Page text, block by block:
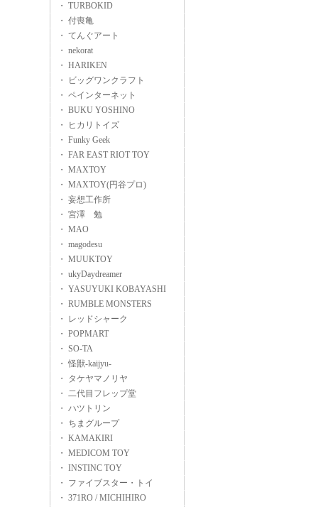
・ TURBOKID
・ 付喪亀
・ てんぐアート
・ nekorat
・ HARIKEN
・ ビッグワンクラフト
・ ペインターネット
・ BUKU YOSHINO
・ ヒカリトイズ
・ Funky Geek
・ FAR EAST RIOT TOY
・ MAXTOY
・ MAXTOY(円谷プロ)
・ 妄想工作所
・ 宮澤 勉
・ MAO
・ magodesu
・ MUUKTOY
・ ukyDaydreamer
・ YASUYUKI KOBAYASHI
・ RUMBLE MONSTERS
・ レッドシャーク
・ POPMART
・ SO-TA
・ 怪獣-kaijyu-
・ タケヤマノリヤ
・ 二代目フレップ堂
・ ハツトリン
・ ちまグループ
・ KAMAKIRI
・ MEDICOM TOY
・ INSTINC TOY
・ ファイブスター・トイ
・ 371RO / MICHIHIRO